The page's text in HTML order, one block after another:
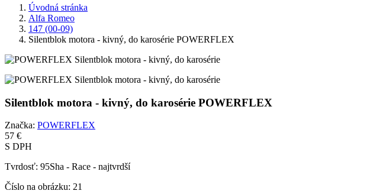
Úvodná stránka
Alfa Romeo
147 (00-09)
Silentblok motora - kivný, do karosérie POWERFLEX
Silentblok motora - kivný, do karosérie POWERFLEX
Značka: POWERFLEX
57 €
S DPH
Tvrdosť: 95Sha - Race - najtvrdší
Číslo na obrázku: 21